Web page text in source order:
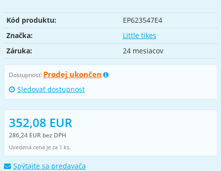
Kód produktu:
EP623547E4
Značka:
Little tikes
Záruka:
24 mesiacov
Dostupnosť: Prodej ukončen
Sledovať dostupnost
352,08 EUR
286,24 EUR bez DPH
Uvedená cena je za 1 ks.
Spýtajte sa predavača